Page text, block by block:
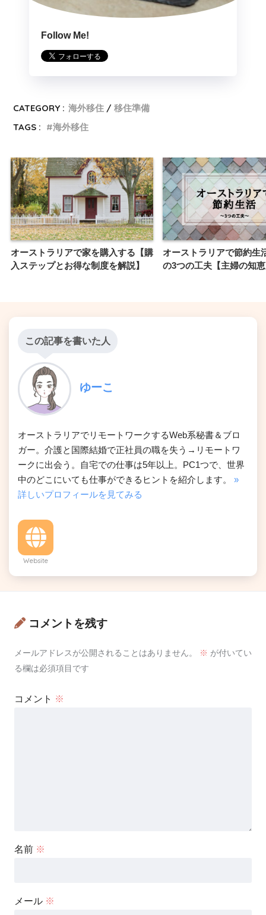
Follow Me!
CATEGORY : 海外移住
移住準備
TAGS :
海外移住
オーストラリアで家を購入する【購
入ステップとお得な制度を解説】
オーストラリアで節約生
の3つの工夫【主婦の知
この記事を書いた人
ゆーこ
オーストラリアでリモートワークするWeb系秘書＆ブロ
ガー。介護と国際結婚で正社員の職を失う→リモートワ
ークに出会う。自宅での仕事は5年以上。PC1つで、世界
中のどこにいても仕事ができるヒントを紹介します。 »
詳しいプロフィールを見てみる
Website
コメントを残す
メールアドレスが公開されることはありません。 ※ が付いてい
る欄は必須項目です
コメント ※
名前 ※
メール ※